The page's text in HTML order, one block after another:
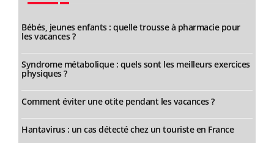
Bébés, jeunes enfants : quelle trousse à pharmacie pour
les vacances ?
Syndrome métabolique : quels sont les meilleurs exercices
physiques ?
Comment éviter une otite pendant les vacances ?
Hantavirus : un cas détecté chez un touriste en France